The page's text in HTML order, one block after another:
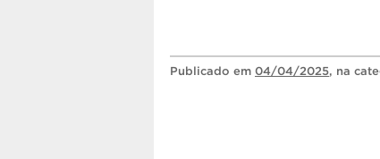
Publicado em 04/04/2025, na